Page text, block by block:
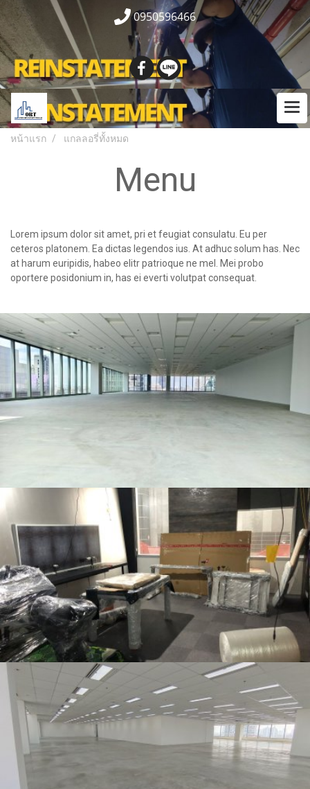
0950596466
หน้าแรก แกลลอรี่ทั้งหมด
Menu
Lorem ipsum dolor sit amet, pri et feugiat consulatu. Eu per
ceteros platonem. Ea dictas legendos ius. At adhuc solum has. Nec
at harum euripidis, habeo elitr patrioque ne mel. Mei probo
oportere posidonium in, has ei everti volutpat consequat.